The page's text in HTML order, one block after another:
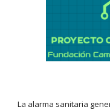
La alarma sanitaria